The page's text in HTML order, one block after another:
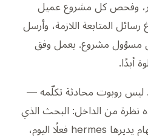
وفحص كل مشروع عميل
المتابعة اللازمة، وأرسل
مسؤول مشروع. يعمل وفق
أبدًا.
ليس روبوت محادثة تكلّمه —
نظرة من الداخل: البحث الذي
يفسّر أهمية الأمر، وأربع مهام يديرها hermes فعلًا اليوم،